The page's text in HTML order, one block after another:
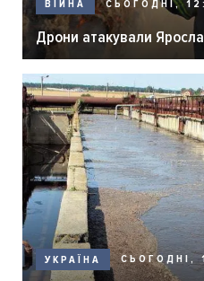
ВІЙНА СЬОГОДНІ,
Дрони атакували
УКРАЇНА СЬОГОДНІ,